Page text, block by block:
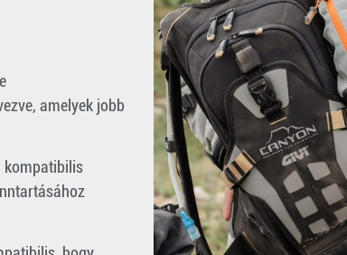
amelyek jobb
kompatibilis